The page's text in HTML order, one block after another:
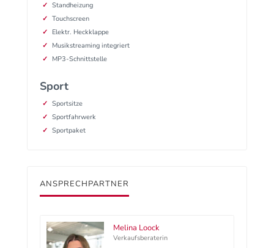
Standheizung
Touchscreen
Elektr. Heckklappe
Musikstreaming integriert
MP3-Schnittstelle
Sport
Sportsitze
Sportfahrwerk
Sportpaket
ANSPRECHPARTNER
Melina Loock
Verkaufsberaterin